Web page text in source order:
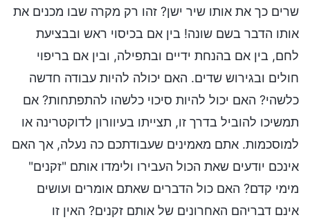
שרים כך את אותו שיר ישן? זהו רק מקרה שבו מכנים את
אותו הדבר בשם שונה! בין אם בכיסוי ראש ובבציעת
לחם, בין אם בהנחת ידיים ובתפילה, ובין אם בריפוי
חולים ובגירוש שדים. האם יכולה להיות עבודה חדשה
כלשהי? האם יכול להיות סיכוי כלשהו להתפתחות? אם
תמשיכו להוביל בדרך זו, תצייתו בעיוורון לדוקטרינה או
למוסכמות. אתם מאמינים שעבודתכם כה נעלה, אך האם
אינכם יודעים שאת הכול העבירו ולימדו אותם "זקנים"
מימי קדם? האם כול הדברים שאתם אומרים ועושים
אינם דבריהם האחרונים של אותם זקנים? האין זו